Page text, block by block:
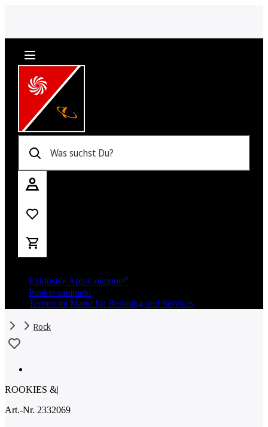
Was suchst Du?
Exklusive App-Coupons¹⁰
Punkte sammeln
Termin im Markt für Beratung und Services
Rock
ROOKIES &|
Art.-Nr. 2332069